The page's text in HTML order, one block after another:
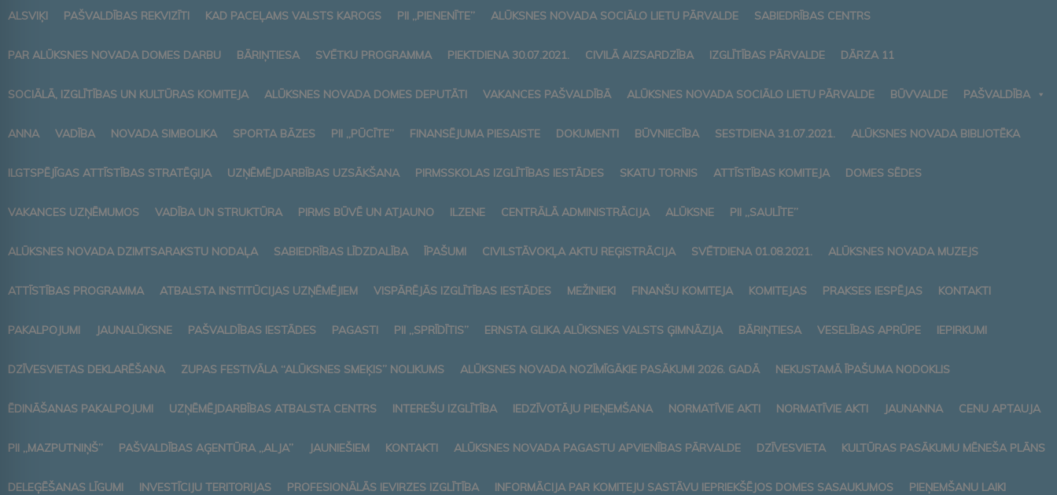
ALSVIĶI PAŠVALDĪBAS REKVIZĪTI KAD PACEĻAMS VALSTS KAROGS PII „PIENENĪTE” ALŪKSNES NOVADA SOCIĀLO LIETU PĀRVALDE SABIEDRĪBAS CENTRS
PAR ALŪKSNES NOVADA DOMES DARBU BĀRIŅTIESA SVĒTKU PROGRAMMA PIEKTDIENA 30.07.2021. CIVILĀ AIZSARDZĪBA IZGLĪTĪBAS PĀRVALDE DĀRZA 11
SOCIĀLĀ, IZGLĪTĪBAS UN KULTŪRAS KOMITEJA ALŪKSNES NOVADA DOMES DEPUTĀTI VAKANCES PAŠVALDĪBĀ ALŪKSNES NOVADA SOCIĀLO LIETU PĀRVALDE BŪVVALDE PAŠVALDĪBA
ANNA VADĪBA NOVADA SIMBOLIKA SPORTA BĀZES PII „PŪCĪTE” FINANSĒJUMA PIESAISTE DOKUMENTI BŪVNIECĪBA SESTDIENA 31.07.2021. ALŪKSNES NOVADA BIBLIOTĒKA
ILGTSPĒJĪGAS ATTĪSTĪBAS STRATĒĢIJA UZŅĒMĒJDARBĪBAS UZSĀKŠANA PIRMSSKOLAS IZGLĪTĪBAS IESTĀDES SKATU TORNIS ATTĪSTĪBAS KOMITEJA DOMES SĒDES
VAKANCES UZŅĒMUMOS VADĪBA UN STRUKTŪRA PIRMS BŪVĒ UN ATJAUNO ILZENE CENTRĀLĀ ADMINISTRĀCIJA ALŪKSNE PII „SAULĪTE”
ALŪKSNES NOVADA DZIMTSARAKSTU NODAĻA SABIEDRĪBAS LĪDZDALĪBA ĪPAŠUMI CIVILSTĀVOKĻA AKTU REĢISTRĀCIJA SVĒTDIENA 01.08.2021. ALŪKSNES NOVADA MUZEJS
ATTĪSTĪBAS PROGRAMMA ATBALSTA INSTITŪCIJAS UZŅĒMĒJIEM VISPĀRĒJĀS IZGLĪTĪBAS IESTĀDES MEŽINIEKI FINANŠU KOMITEJA KOMITEJAS PRAKSES IESPĒJAS KONTAKTI
PAKALPOJUMI JAUNALŪKSNE PAŠVALDĪBAS IESTĀDES PAGASTI PII „SPRĪDĪTIS” ERNSTA GLIKA ALŪKSNES VALSTS ĢIMNĀZIJA BĀRIŅTIESA VESELĪBAS APRŪPE IEPIRKUMI
DZĪVESVIETAS DEKLARĒŠANA ZUPAS FESTIVĀLA “ALŪKSNES SMEĶIS” NOLIKUMS ALŪKSNES NOVADA NOZĪMĪGĀKIE PASĀKUMI 2026. GADĀ NEKUSTAMĀ ĪPAŠUMA NODOKLIS
ĒDINĀŠANAS PAKALPOJUMI UZŅĒMĒJDARBĪBAS ATBALSTA CENTRS INTEREŠU IZGLĪTĪBA IEDZĪVOTĀJU PIEŅEMŠANA NORMATĪVIE AKTI NORMATĪVIE AKTI JAUNANNA CENU APTAUJA
PII „MAZPUTNIŅŠ” PAŠVALDĪBAS AĢENTŪRA „ALJA” JAUNIEŠIEM KONTAKTI ALŪKSNES NOVADA PAGASTU APVIENĪBAS PĀRVALDE DZĪVESVIETA KULTŪRAS PASĀKUMU MĒNEŠA PLĀNS
DELEĢĒŠANAS LĪGUMI INVESTĪCIJU TERITORIJAS PROFESIONĀLĀS IEVIRZES IZGLĪTĪBA INFORMĀCIJA PAR KOMITEJU SASTĀVU IEPRIEKŠĒJOS DOMES SASAUKUMOS PIEŅEMŠANU LAIKI